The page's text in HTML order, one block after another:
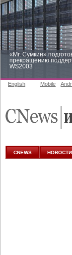
«Mr. Сумкин»
прекращению
WS2003
аналитике
English Mobile
CNEWS НОВОСТИ